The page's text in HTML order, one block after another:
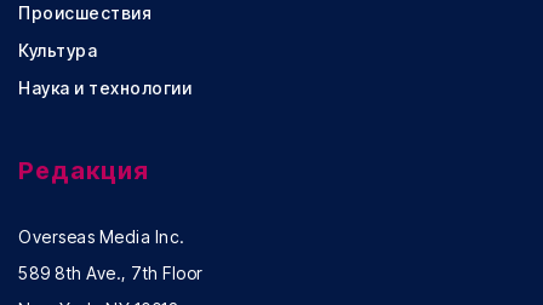
Происшествия
Культура
Наука и технологии
Редакция
Overseas Media Inc.
589 8th Ave., 7th Floor